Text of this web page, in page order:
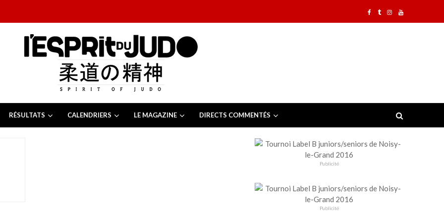
RÉSULTATS CALENDRIERS LE MAGAZINE DIRECTS COMMENTÉS
2026
Publicité
Publicité